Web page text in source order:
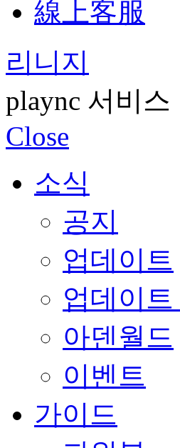
線上客服
리니지
plaync 서비스
Close
소식
공지
업데이트
업데이트
아덴월드
이벤트
가이드